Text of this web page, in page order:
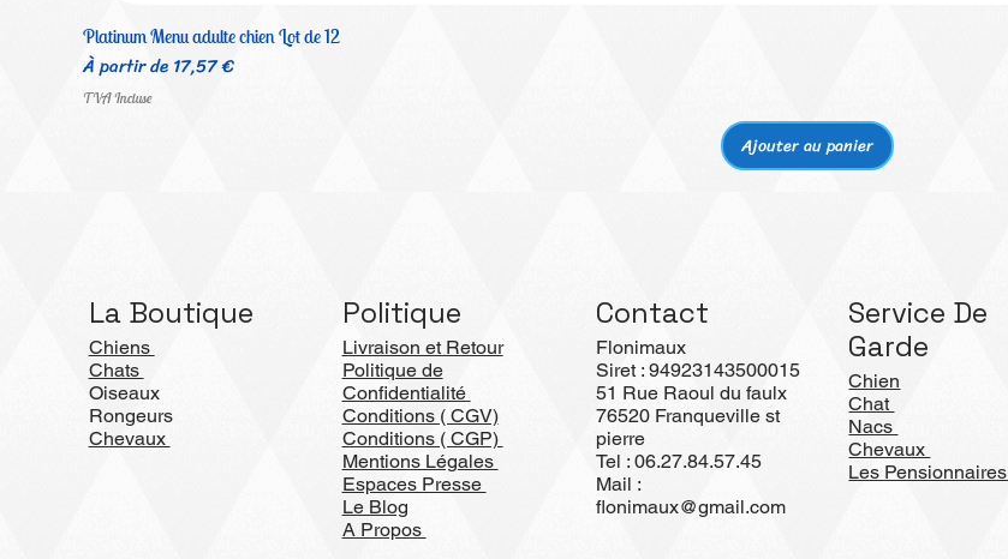
Platinum Menu adulte chien Lot de 12
À partir de17,57 €
Prix promotionnel
TVA Incluse
Ajouter au panier
La Boutique
Chiens
Chats
Oiseaux
Rongeurs
Chevaux
Politique
Livraison et Retour
Politique de
Confidentialité
Conditions ( CGV)
Conditions ( CGP)
Mentions Légales
Espaces Presse
Le Blog
A Propos
Contact
Flonimaux
Siret : 94923143500015
51 Rue Raoul du faulx
76520 Franqueville st
pierre
Tel : 06.27.84.57.45
Mail :
flonimaux@gmail.com
Service De
Garde
Chien
Chat
Nacs
Chevaux
Les Pensionnaires